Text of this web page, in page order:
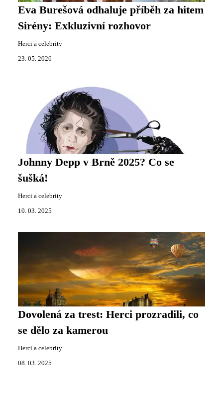
Eva Burešová odhaluje příběh za hitem
Sirény: Exkluzivní rozhovor
Herci a celebrity
23. 05. 2026
Johnny Depp v Brně 2025? Co se
šušká!
Herci a celebrity
10. 03. 2025
Dovolená za trest: Herci prozradili, co
se dělo za kamerou
Herci a celebrity
08. 03. 2025